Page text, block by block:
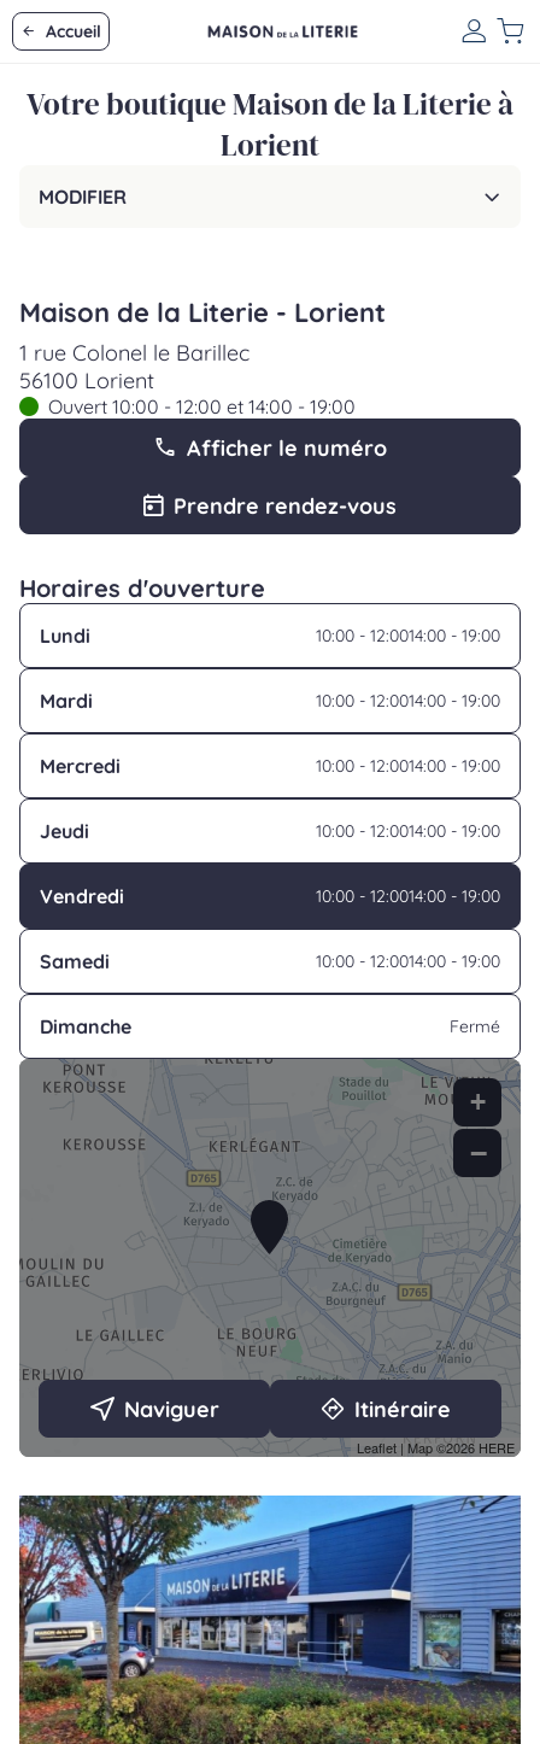
Accueil
Votre boutique Maison de la Literie à
Lorient
MODIFIER
Maison de la Literie - Lorient
1 rue Colonel le Barillec
56100 Lorient
Ouvert 10:00 - 12:00 et 14:00 - 19:00
Afficher le numéro
Prendre rendez-vous
Horaires d'ouverture
Lundi 10:00 - 12:0014:00 - 19:00
Mardi 10:00 - 12:0014:00 - 19:00
Mercredi 10:00 - 12:0014:00 - 19:00
Jeudi 10:00 - 12:0014:00 - 19:00
Vendredi 10:00 - 12:0014:00 - 19:00
Samedi 10:00 - 12:0014:00 - 19:00
Dimanche Fermé
+
−
Leaflet | Map ©2026 HERE
Naviguer Itinéraire